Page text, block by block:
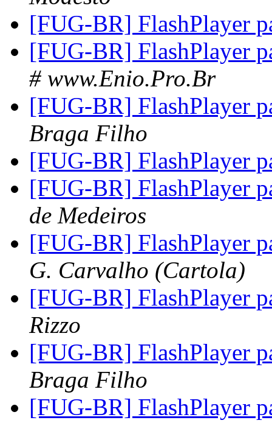
[FUG-BR] FlashPlayer
[FUG-BR] FlashPlayer
# www.Enio.Pro.Br
[FUG-BR] FlashPlayer
Braga Filho
[FUG-BR] FlashPlayer
[FUG-BR] FlashPlayer
de Medeiros
[FUG-BR] FlashPlayer
G. Carvalho (Cartola)
[FUG-BR] FlashPlayer
Rizzo
[FUG-BR] FlashPlayer
Braga Filho
[FUG-BR] FlashPlayer